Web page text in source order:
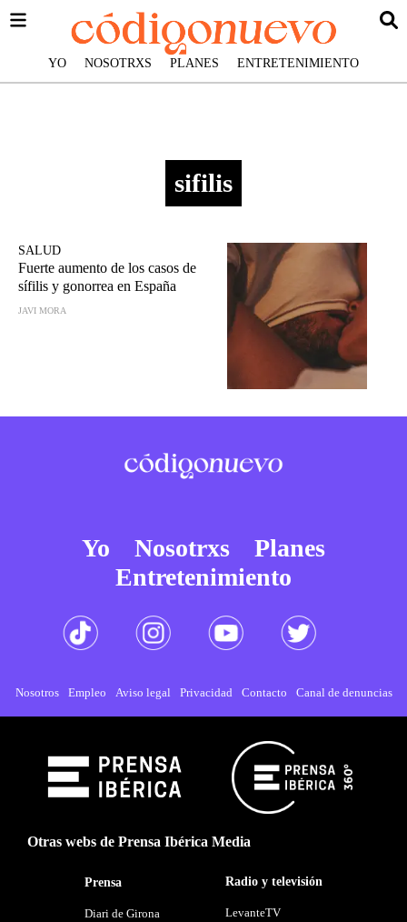
YO NOSOTRXS PLANES ENTRETENIMIENTO
sifilis
SALUD
Fuerte aumento de los casos de
sífilis y gonorrea en España
JAVI MORA
Yo Nosotrxs
Planes
Entretenimiento
Nosotros Empleo Aviso legal Privacidad Contacto Canal de denuncias
Otras webs de Prensa Ibérica Media
Prensa
Diari de Girona
Radio y televisión
LevanteTV